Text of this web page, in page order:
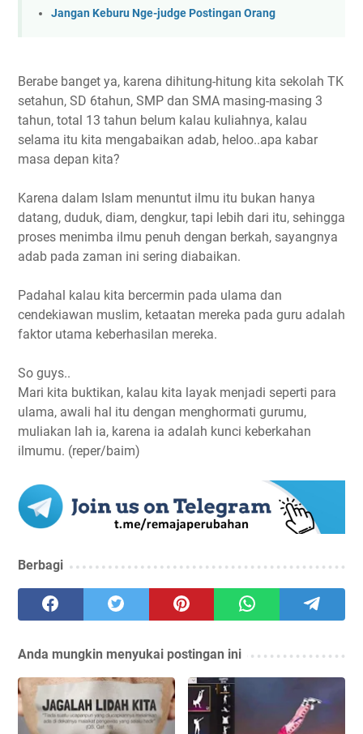
Jangan Keburu Nge-judge Postingan Orang
Berabe banget ya, karena dihitung-hitung kita sekolah TK
setahun, SD 6tahun, SMP dan SMA masing-masing 3
tahun, total 13 tahun belum kalau kuliahnya, kalau
selama itu kita mengabaikan adab, heloo..apa kabar
masa depan kita?
Karena dalam Islam menuntut ilmu itu bukan hanya
datang, duduk, diam, dengkur, tapi lebih dari itu, sehingga
proses menimba ilmu penuh dengan berkah, sayangnya
adab pada zaman ini sering diabaikan.
Padahal kalau kita bercermin pada ulama dan
cendekiawan muslim, ketaatan mereka pada guru adalah
faktor utama keberhasilan mereka.
So guys..
Mari kita buktikan, kalau kita layak menjadi seperti para
ulama, awali hal itu dengan menghormati gurumu,
muliakan lah ia, karena ia adalah kunci keberkahan
ilmumu. (reper/baim)
Berbagi
Anda mungkin menyukai postingan ini